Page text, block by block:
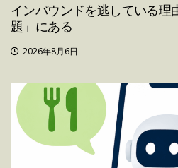
インバウンドを逃している理
題」にある
2026年8月6日